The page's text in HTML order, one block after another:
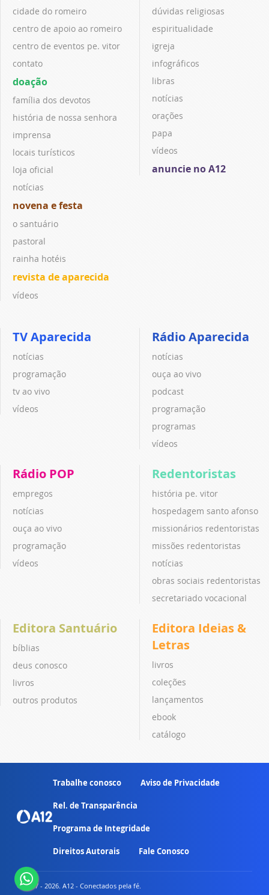
cidade do romeiro
centro de apoio ao romeiro
centro de eventos pe. vitor
contato
doação
família dos devotos
história de nossa senhora
imprensa
locais turísticos
loja oficial
notícias
novena e festa
o santuário
pastoral
rainha hotéis
revista de aparecida
vídeos
dúvidas religiosas
espiritualidade
igreja
infográficos
libras
notícias
orações
papa
vídeos
anuncie no A12
TV Aparecida
notícias
programação
tv ao vivo
vídeos
Rádio Aparecida
notícias
ouça ao vivo
podcast
programação
programas
vídeos
Rádio POP
empregos
notícias
ouça ao vivo
programação
vídeos
Redentoristas
história pe. vitor
hospedagem santo afonso
missionários redentoristas
missões redentoristas
notícias
obras sociais redentoristas
secretariado vocacional
Editora Santuário
bíblias
deus conosco
livros
outros produtos
Editora Ideias &
Letras
livros
coleções
lançamentos
ebook
catálogo
Trabalhe conosco Aviso de Privacidade
Rel. de Transparência
Programa de Integridade
Direitos Autorais Fale Conosco
© 2007 - 2026. A12 - Conectados pela fé.